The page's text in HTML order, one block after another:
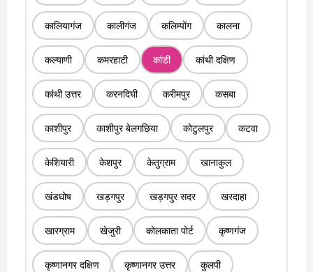
कालियागंज कालीगंज कलिम्पोंग कालना
कल्याणी कमरहाटी कांडी कांथी दक्षिण
कांथी उत्तर करनदिघी करीमपुर कसबा
काशीपुर काशीपुर बेलगछिया कोटुलपुर कटवा
केशियारी केशपुर केतुग्राम खानाकुल
खंडघोष खड़गपुर खड़गपुर सदर खरदाहा
खारग्राम खेजुरी कोलकाता पोर्ट कृष्णगंज
कृष्णानगर दक्षिण कृष्णानगर उत्तर कुलपी